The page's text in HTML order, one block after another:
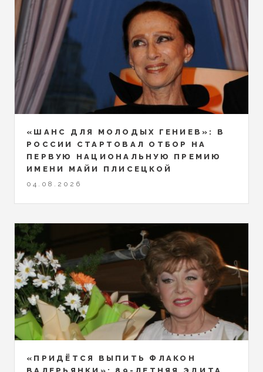
«ШАНС ДЛЯ МОЛОДЫХ ГЕНИЕВ»: В
РОССИИ СТАРТОВАЛ ОТБОР НА
ПЕРВУЮ НАЦИОНАЛЬНУЮ ПРЕМИЮ
ИМЕНИ МАЙИ ПЛИСЕЦКОЙ
04.08.2026
«ПРИДЁТСЯ ВЫПИТЬ ФЛАКОН